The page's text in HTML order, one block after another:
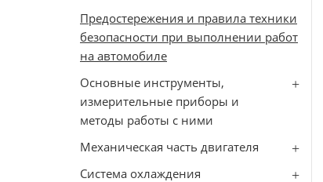
Предостережения и правила техники
безопасности при выполнении работ
на автомобиле
Основные инструменты,
измерительные приборы и
методы работы с ними
Механическая часть двигателя
Система охлаждения